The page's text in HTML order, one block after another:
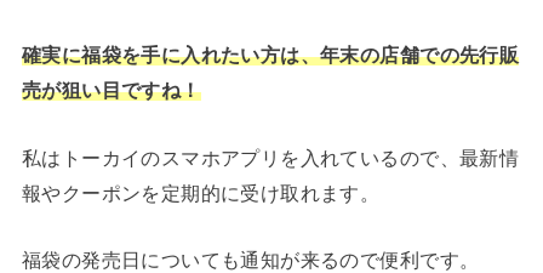
確実に福袋を手に入れたい方は、年末の店舗での先行販
売が狙い目ですね！
私はトーカイのスマホアプリを入れているので、最新情
報やクーポンを定期的に受け取れます。
福袋の発売日についても通知が来るので便利です。